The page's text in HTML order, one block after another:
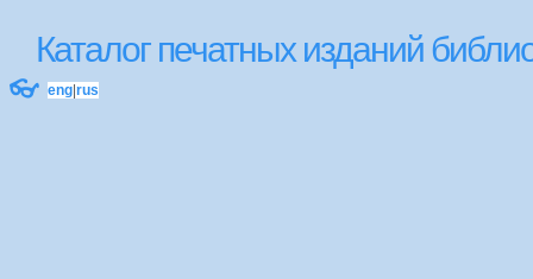
Каталог печатных изданий
👓 eng rus